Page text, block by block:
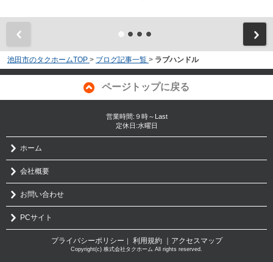
池田市のタクホームTOP > ブログ記事一覧 > ラブハンドル
ページトップに戻る
営業時間:９時～Last
定休日:水曜日
ホーム
会社概要
お問い合わせ
PCサイト
プライバシーポリシー 利用規約 ｜アクセスマップ
Copyright(c) 株式会社タクホーム All rights reserved.